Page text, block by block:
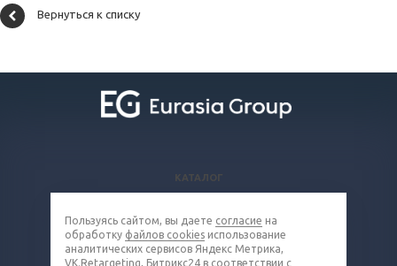
Вернуться к списку
КАТАЛОГ
КОМПАНИЯ
КОНТАКТЫ
Пользуясь сайтом, вы даете согласие на
обработку файлов cookies использование
аналитических сервисов Яндекс Метрика,
VK.Retargeting, Битрикс24 в соответствии с